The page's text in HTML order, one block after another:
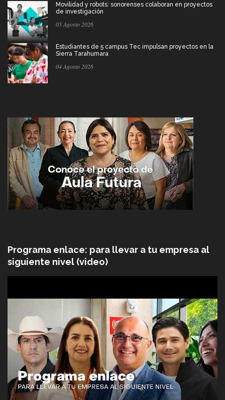
Movilidad y robots: sonorenses colaboran en proyectos
de investigación
05 Agosto 2026
Estudiantes de 5 campus Tec impulsan proyectos en la
Sierra Tarahumara
04 Agosto 2026
Programa enlace: para llevar a tu empresa al
siguiente nivel (video)